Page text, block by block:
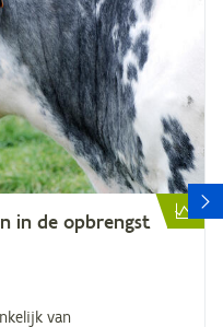
in de op­brengst
van